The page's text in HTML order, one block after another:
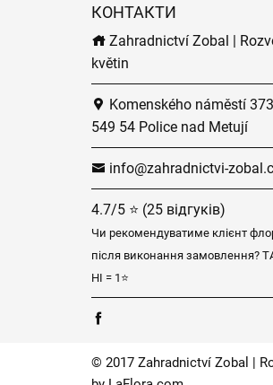
КОНТАКТИ
Zahradnictví Zobal |
květin
Komenského náměstí 373
549 54 Police nad Metují
info@zahradnictvi-
4.7/5 ⭐ (25 відгуків)
Чи рекомендуватиме клієнт
після виконання замовлення?
НІ = 1⭐
© 2017 Zahradnictví Zobal |